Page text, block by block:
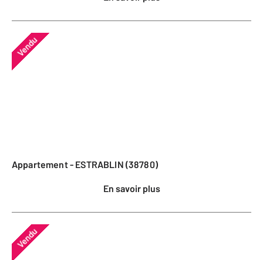
Vendu
Appartement - ESTRABLIN (38780)
En savoir plus
Vendu